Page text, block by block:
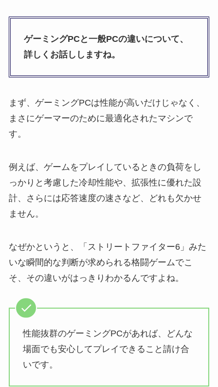
ゲーミングPCと一般PCの違いについて、
詳しくお話ししますね。
まず、ゲーミングPCは性能が高いだけじゃなく、
まさにゲーマーのために最適化されたマシンで
す。
例えば、ゲームをプレイしているときの負荷をし
っかりと考慮した冷却性能や、拡張性に優れた設
計、さらには応答速度の速さなど、どれも欠かせ
ません。
なぜかというと、「ストリートファイター6」みた
いな瞬間的な判断が求められる格闘ゲームでこ
そ、その違いがはっきりわかるんですよね。
性能抜群のゲーミングPCがあれば、どんな
場面でも安心してプレイできること請け合
いです。